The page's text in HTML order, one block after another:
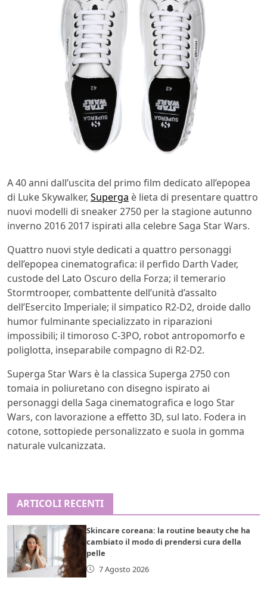
A 40 anni dall’uscita del primo film dedicato all’epopea
di Luke Skywalker, Superga è lieta di presentare quattro
nuovi modelli di sneaker 2750 per la stagione autunno
inverno 2016 2017 ispirati alla celebre Saga Star Wars.
Quattro nuovi style dedicati a quattro personaggi
dell’epopea cinematografica: il perfido Darth Vader,
custode del Lato Oscuro della Forza; il temerario
Stormtrooper, combattente dell’unità d’assalto
dell’Esercito Imperiale; il simpatico R2-D2, droide dallo
humor fulminante specializzato in riparazioni
impossibili; il timoroso C-3PO, robot antropomorfo e
poliglotta, inseparabile compagno di R2-D2.
Superga Star Wars è la classica Superga 2750 con
tomaia in poliuretano con disegno ispirato ai
personaggi della Saga cinematografica e logo Star
Wars, con lavorazione a effetto 3D, sul lato. Fodera in
cotone, sottopiede personalizzato e suola in gomma
naturale vulcanizzata.
ARTICOLI RECENTI
Skincare coreana: la routine beauty che ha
cambiato il modo di prendersi cura della
pelle
7 Agosto 2026